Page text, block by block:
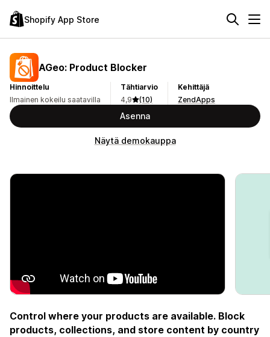
Shopify App Store
AGeo: Product Blocker
Hinnoittelu
Ilmainen kokeilu saatavilla
Tähtiarvio
4,9
(10)
Kehittäjä
ZendApps
Asenna
Näytä demokauppa
Control where your products are available. Block
products, collections, and store content by country